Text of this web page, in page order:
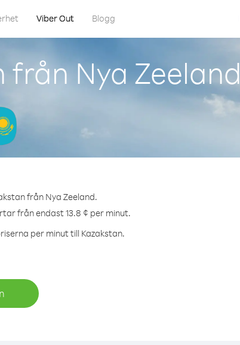
Viber Out Blogg
Nya Zeeland
från Nya Zeeland.
från endast 13.8 ¢ per minut.
per minut till Kazakstan.